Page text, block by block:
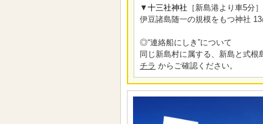
▼ 十三社神社 ［新島港より車5分］
伊豆諸島随一の規模をもつ神社
◎“連絡船にしき”について
同じ新島村に属する、新島と式根
チラ からご確認ください。